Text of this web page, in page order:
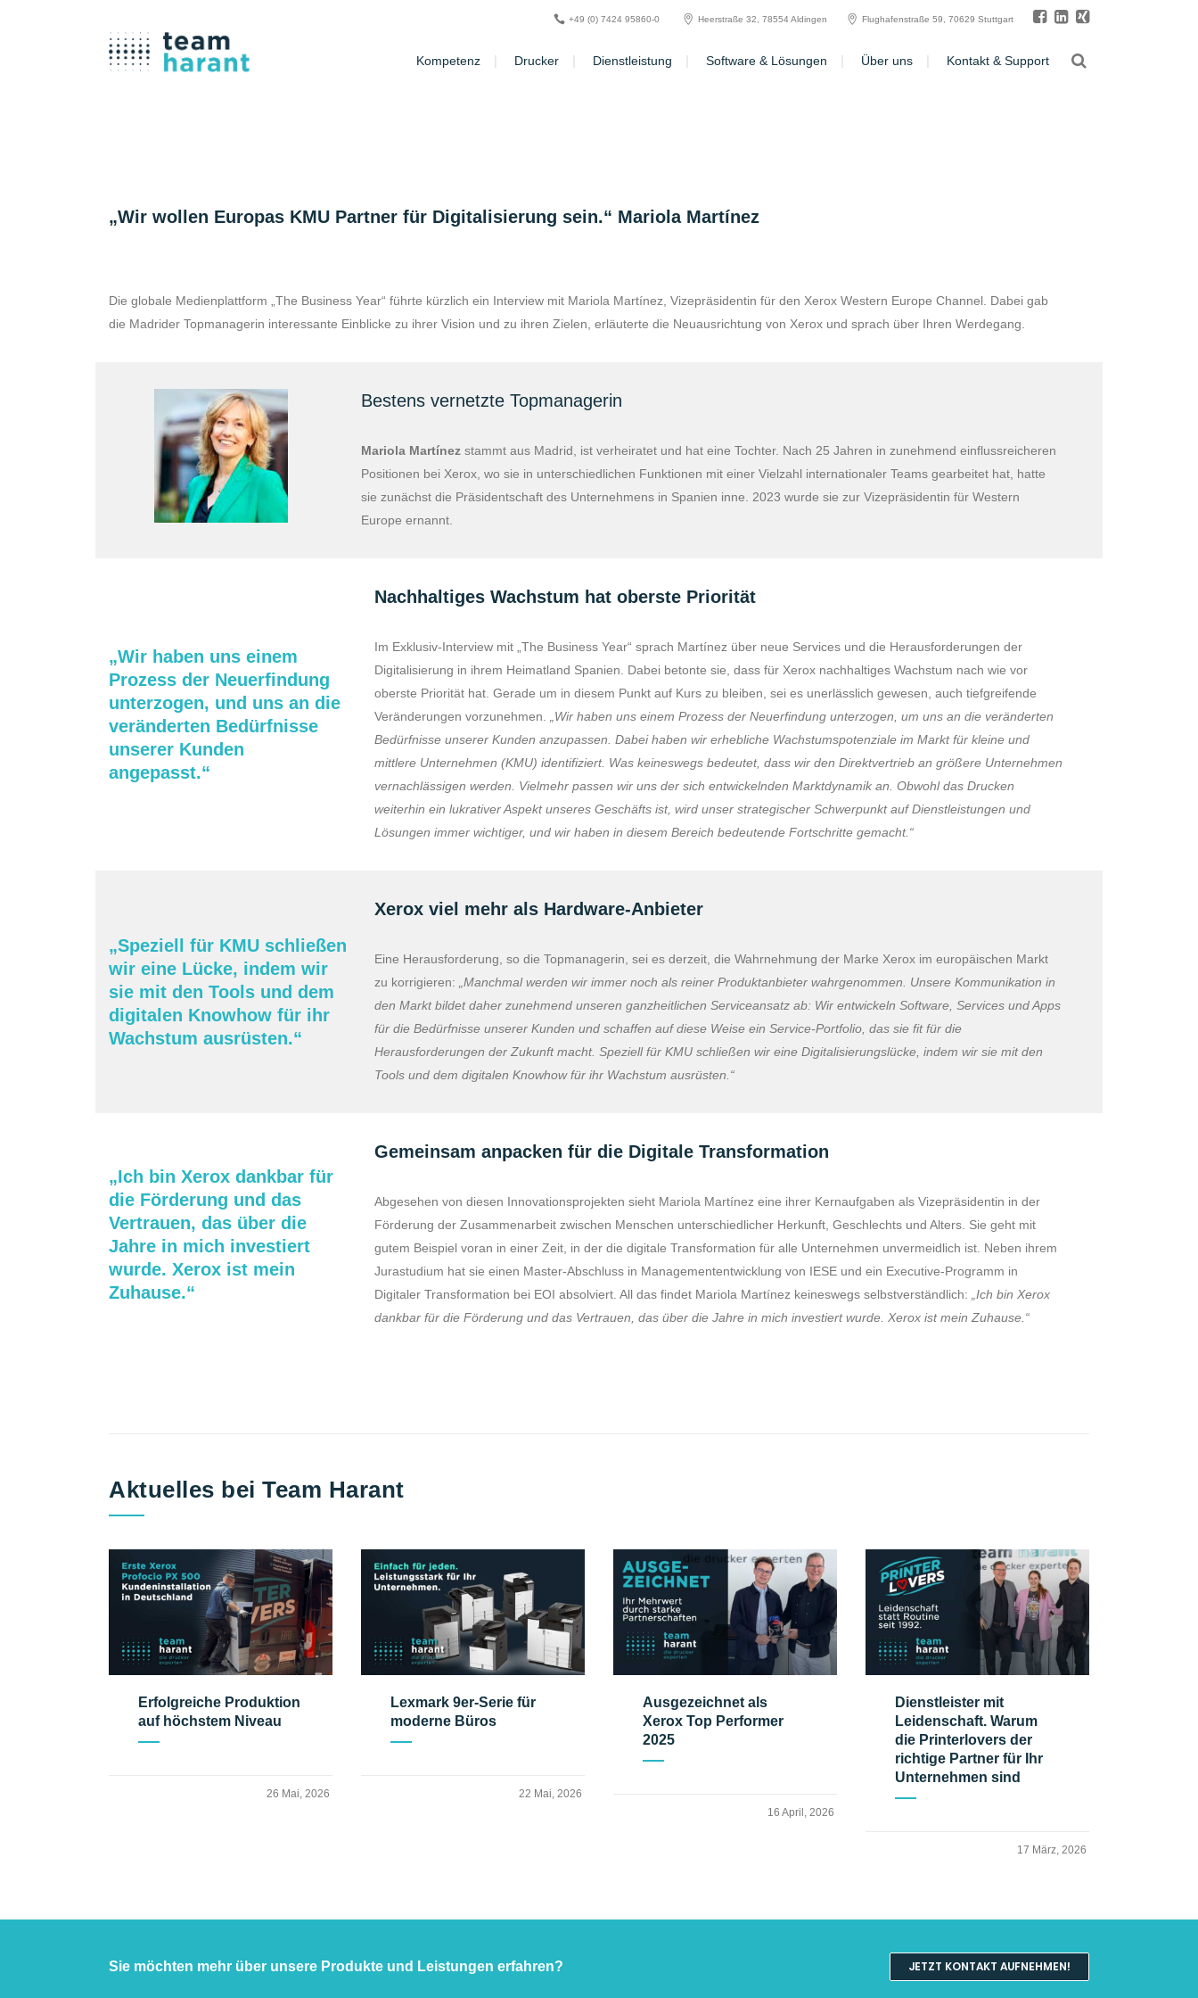
+49 (0) 7424 95860-0 Heerstraße 32, 78554 Aldingen Flughafenstraße 59, 70629 Stuttgart
Kompetenz Drucker Dienstleistung Software & Lösungen Über uns Kontakt & Support
„Wir wollen Europas KMU Partner für Digitalisierung sein.“ Mariola Martínez
Die globale Medienplattform „The Business Year“ führte kürzlich ein Interview mit Mariola Martínez, Vizepräsidentin für den Xerox Western Europe Channel. Dabei gab
die Madrider Topmanagerin interessante Einblicke zu ihrer Vision und zu ihren Zielen, erläuterte die Neuausrichtung von Xerox und sprach über Ihren Werdegang.
Bestens vernetzte Topmanagerin
Mariola Martínezstammt aus Madrid, ist verheiratet und hat eine Tochter. Nach 25 Jahren in zunehmend einflussreicheren
Positionen bei Xerox, wo sie in unterschiedlichen Funktionen mit einer Vielzahl internationaler Teams gearbeitet hat, hatte
sie zunächst die Präsidentschaft des Unternehmens in Spanien inne. 2023 wurde sie zur Vizepräsidentin für Western
Europe ernannt.
„Wir haben uns einem
Prozess der Neuerfindung
unterzogen, und uns an die
veränderten Bedürfnisse
unserer Kunden
angepasst.“
Nachhaltiges Wachstum hat oberste Priorität
Im Exklusiv-Interview mit „The Business Year“ sprach Martínez über neue Services und die Herausforderungen der
Digitalisierung in ihrem Heimatland Spanien. Dabei betonte sie, dass für Xerox nachhaltiges Wachstum nach wie vor
oberste Priorität hat. Gerade um in diesem Punkt auf Kurs zu bleiben, sei es unerlässlich gewesen, auch tiefgreifende
Veränderungen vorzunehmen.
„Wir haben uns einem Prozess der Neuerfindung unterzogen, um uns an die veränderten
Bedürfnisse unserer Kunden anzupassen. Dabei haben wir erhebliche Wachstumspotenziale im Markt für kleine und
mittlere Unternehmen (KMU) identifiziert. Was keineswegs bedeutet, dass wir den Direktvertrieb an größere Unternehmen
vernachlässigen werden. Vielmehr passen wir uns der sich entwickelnden Marktdynamik an. Obwohl das Drucken
weiterhin ein lukrativer Aspekt unseres Geschäfts ist, wird unser strategischer Schwerpunkt auf Dienstleistungen und
Lösungen immer wichtiger, und wir haben in diesem Bereich bedeutende Fortschritte gemacht.“
„Speziell für KMU schließen
wir eine Lücke, indem wir
sie mit den Tools und dem
digitalen Knowhow für ihr
Wachstum ausrüsten.“
Xerox viel mehr als Hardware-Anbieter
Eine Herausforderung, so die Topmanagerin, sei es derzeit, die Wahrnehmung der Marke Xerox im europäischen Markt
zu korrigieren:
„Manchmal werden wir immer noch als reiner Produktanbieter wahrgenommen. Unsere Kommunikation in
den Markt bildet daher zunehmend unseren ganzheitlichen Serviceansatz ab: Wir entwickeln Software, Services und Apps
für die Bedürfnisse unserer Kunden und schaffen auf diese Weise ein Service-Portfolio, das sie fit für die
Herausforderungen der Zukunft macht. Speziell für KMU schließen wir eine Digitalisierungslücke, indem wir sie mit den
Tools und dem digitalen Knowhow für ihr Wachstum ausrüsten.“
„Ich bin Xerox dankbar für
die Förderung und das
Vertrauen, das über die
Jahre in mich investiert
wurde. Xerox ist mein
Zuhause.“
Gemeinsam anpacken für die Digitale Transformation
Abgesehen von diesen Innovationsprojekten sieht Mariola Martínez eine ihrer Kernaufgaben als Vizepräsidentin in der
Förderung der Zusammenarbeit zwischen Menschen unterschiedlicher Herkunft, Geschlechts und Alters. Sie geht mit
gutem Beispiel voran in einer Zeit, in der die digitale Transformation für alle Unternehmen unvermeidlich ist. Neben ihrem
Jurastudium hat sie einen Master-Abschluss in Managemententwicklung von IESE und ein Executive-Programm in
Digitaler Transformation bei EOI absolviert. All das findet Mariola Martínez keineswegs selbstverständlich:
„Ich bin Xerox
dankbar für die Förderung und das Vertrauen, das über die Jahre in mich investiert wurde. Xerox ist mein Zuhause.“
Aktuelles bei Team Harant
Erfolgreiche Produktion
auf höchstem Niveau
26 Mai, 2026
Lexmark 9er-Serie für
moderne Büros
22 Mai, 2026
Ausgezeichnet als
Xerox Top Performer
2025
16 April, 2026
Dienstleister mit
Leidenschaft. Warum
die Printerlovers der
richtige Partner für Ihr
Unternehmen sind
17 März, 2026
Sie möchten mehr über unsere Produkte und Leistungen erfahren? JETZT KONTAKT AUFNEHMEN!